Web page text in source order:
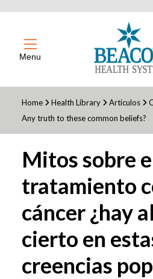
Menu
Home Health Library Articulos
Any truth to these common beliefs?
Mitos sobre
tratamiento
cáncer ¿hay
cierto en
creencias